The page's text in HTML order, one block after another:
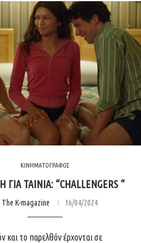
ΚΙΝΗΜΑΤΟΓΡΑΦΟΣ
ΤΑΙΝΙΑ: “CHALLENGERS “
The K-magazine 16/04/2024
και το παρελθόν έρχονται σε